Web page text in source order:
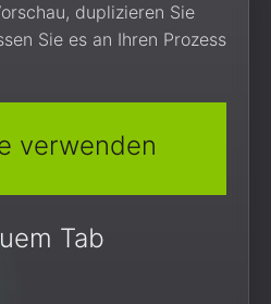
duplizieren Sie
Sie es an Ihren Prozess
verwenden
Tab